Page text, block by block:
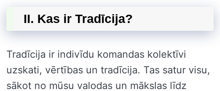
II. Kas ir Tradīcija?
Tradīcija ir indivīdu komandas kolektīvi
uzskati, vērtības un tradīcija. Tas satur visu,
sākot no mūsu valodas un mākslas līdz